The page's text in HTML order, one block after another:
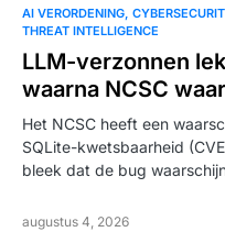
AI VERORDENING
THREAT INTELLIGENCE
LLM-verzonnen
waarna NCSC
Het NCSC heeft een
SQLite-kwetsbaarheid
bleek dat de bug
augustus 4, 2026